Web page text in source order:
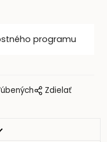
programu
Zdielať